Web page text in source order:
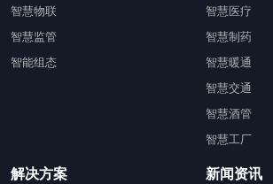
智慧物联
智慧监管
智能组态
智慧医疗
智慧制药
智慧暖通
智慧交通
智慧酒管
智慧工厂
解决方案 新闻资讯